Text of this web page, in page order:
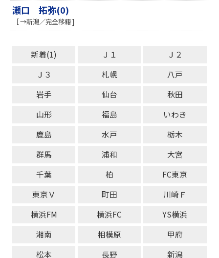
瀬口 拓弥(0)
［ →新潟／完全移籍 ]
新着(1) Ｊ１
Ｊ２
Ｊ３
札幌
八戸
岩手
仙台
秋田
山形
福島
いわき
鹿島
水戸
栃木
群馬
浦和
大宮
千葉
柏
FC東京
東京Ｖ
町田
川崎Ｆ
横浜FM
横浜FC
YS横浜
湘南
相模原
甲府
松本
長野
新潟